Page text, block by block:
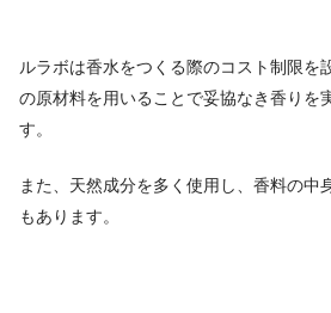
ルラボは香水をつくる際のコスト制限を
の原材料を用いることで妥協なき香りを
す。
また、天然成分を多く使用し、香料の中
もあります。